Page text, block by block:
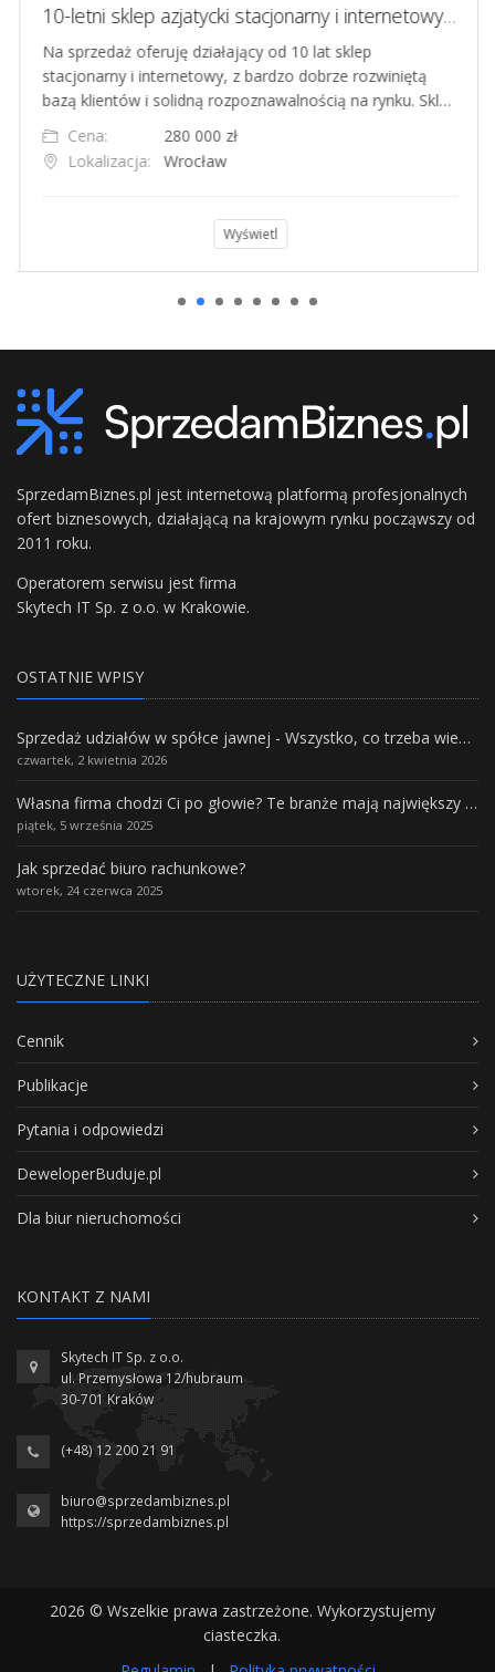
10-letni sklep azjatycki stacjonarny i internetowy, Wrocław
Na sprzedaż oferuję działający od 10 lat sklep
stacjonarny i internetowy, z bardzo dobrze rozwiniętą
bazą klientów i solidną rozpoznawalnością na rynku. Skl…
Cena:
280 000 zł
Lokalizacja:
Wrocław
Wyświetl
SprzedamBiznes.pl jest internetową platformą profesjonalnych
ofert biznesowych, działającą na krajowym rynku począwszy od
2011 roku.
Operatorem serwisu jest firma
Skytech IT Sp. z o.o. w Krakowie.
OSTATNIE WPISY
Sprzedaż udziałów w spółce jawnej - Wszystko, co trzeba wiedzieć.
czwartek, 2 kwietnia 2026
Własna firma chodzi Ci po głowie? Te branże mają największy potencjał rozwoju
piątek, 5 września 2025
Jak sprzedać biuro rachunkowe?
wtorek, 24 czerwca 2025
UŻYTECZNE LINKI
Cennik
Publikacje
Pytania i odpowiedzi
DeweloperBuduje.pl
Dla biur nieruchomości
KONTAKT Z NAMI
Skytech IT Sp. z o.o.
ul. Przemysłowa 12/hubraum
30-701 Kraków
(+48) 12 200 21 91
biuro@sprzedambiznes.pl
https://sprzedambiznes.pl
2026 © Wszelkie prawa zastrzeżone. Wykorzystujemy
ciasteczka.